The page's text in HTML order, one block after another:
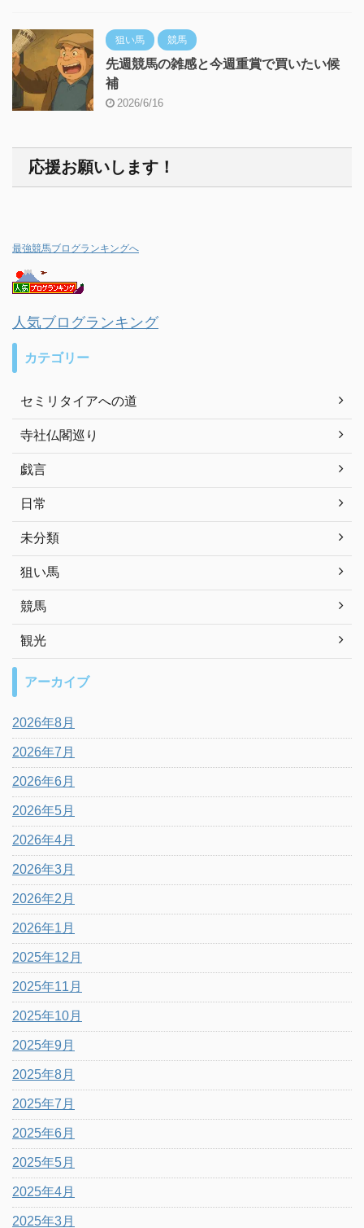
狙い馬 競馬
先週競馬の雑感と今週重賞で買いたい候
補
2026/6/16
応援お願いします！
最強競馬ブログランキングへ
人気ブログランキング
カテゴリー
セミリタイアへの道
寺社仏閣巡り
戯言
日常
未分類
狙い馬
競馬
観光
アーカイブ
2026年8月
2026年7月
2026年6月
2026年5月
2026年4月
2026年3月
2026年2月
2026年1月
2025年12月
2025年11月
2025年10月
2025年9月
2025年8月
2025年7月
2025年6月
2025年5月
2025年4月
2025年3月